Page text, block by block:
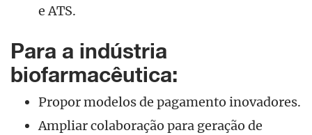
e ATS.
Para a indústria
biofarmacêutica:
Propor modelos de pagamento inovadores.
Ampliar colaboração para geração de